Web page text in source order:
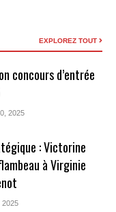
EXPLOREZ TOUT
concours d’entrée
2025
: Victorine
à Virginie
2025